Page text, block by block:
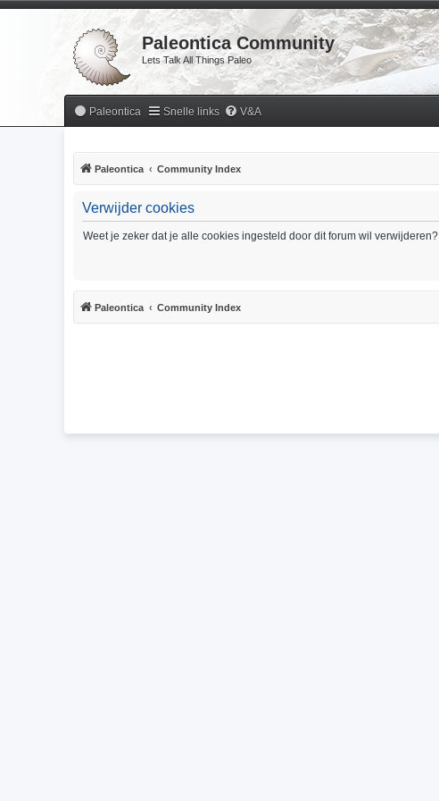
Paleontica Community
Lets Talk All Things Paleo
Paleontica Snelle links V&A
Paleontica Community Index
Verwijder cookies
Weet je zeker dat je alle cookies ingesteld door dit forum wil verwijderen?
Paleontica Community Index